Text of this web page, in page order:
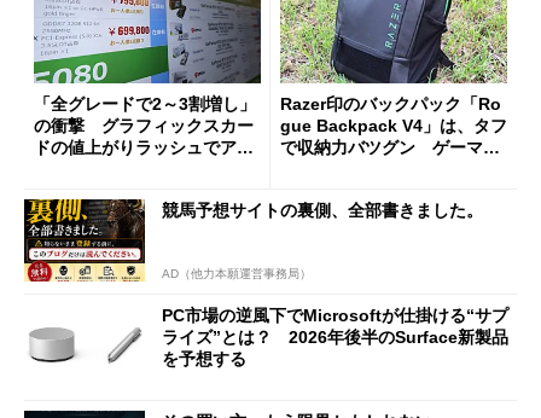
「全グレードで2～3割増し」
の衝撃 グラフィックスカー
ドの値上がりラッシュでアキ
Razer印のバックパック「Ro
gue Backpack V4」は、タフ
で収納力バツグン ゲーマー
競馬予想サイトの裏側、全部書きました。
AD（他力本願運営事務局）
PC市場の逆風下でMicrosoftが仕掛ける“サプ
ライズ”とは？ 2026年後半のSurface新製品
を予想する